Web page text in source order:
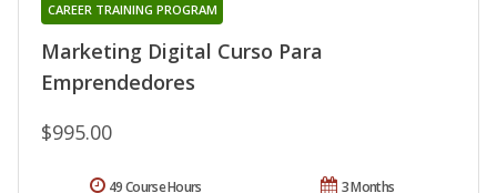
Marketing Digital Curso Para
Emprendedores
CAREER TRAINING PROGRAM
$995.00
3 Months
49 Course Hours